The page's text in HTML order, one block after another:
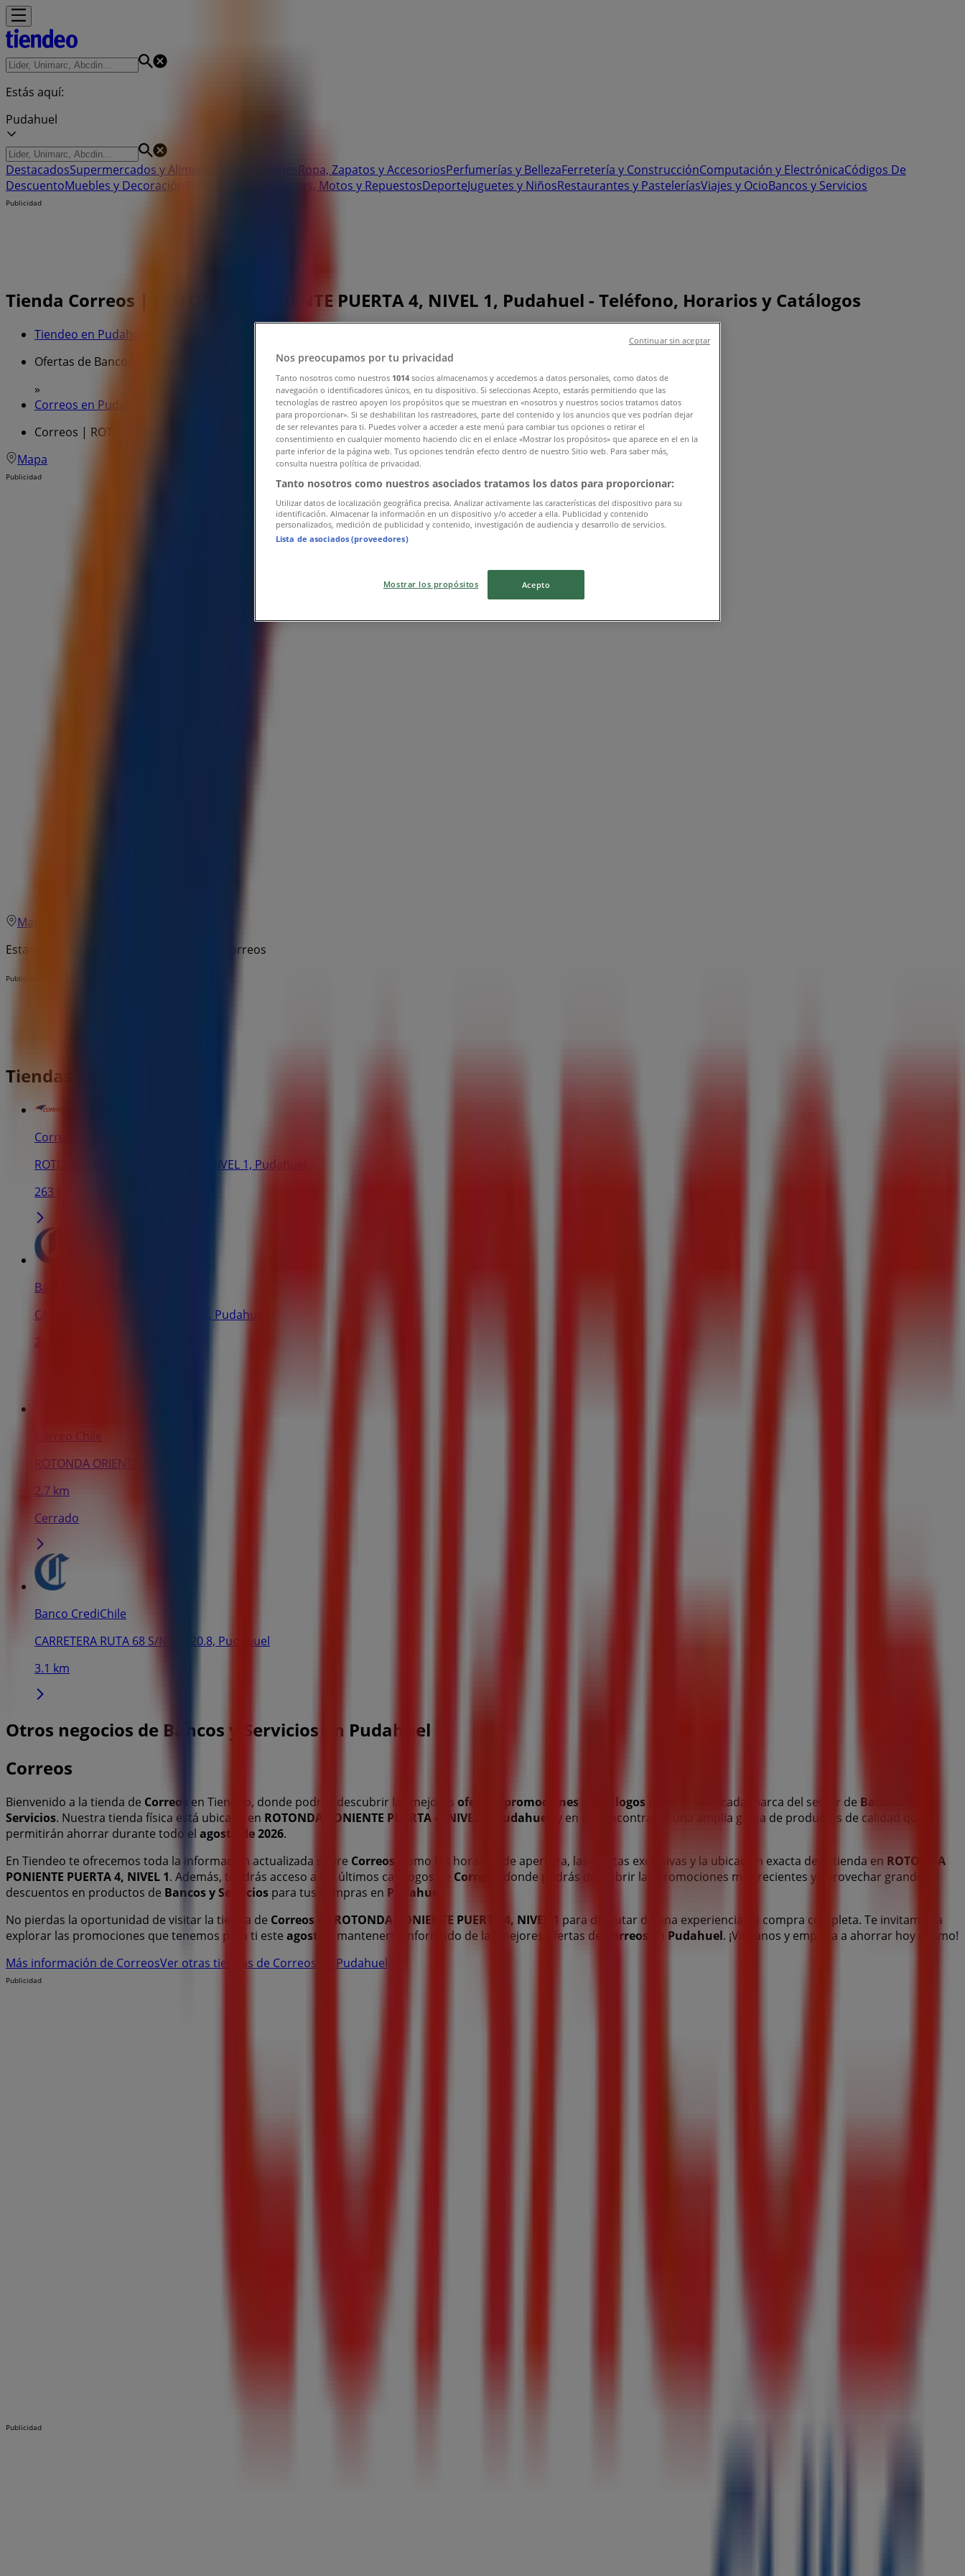
Estás aquí:
Pudahuel
DestacadosSupermercados y Alimentación Ropa, Zapatos y AccesoriosPerfumerías y BellezaFerretería y ConstrucciónComputación y ElectrónicaCódigos De
DescuentoMuebles y Decoración Autos, Motos y RepuestosDeporteJuguetes y NiñosRestaurantes y PasteleríasViajes y OcioBancos y Servicios
Publicidad
Tienda Correos | ROTONDA PONIENTE PUERTA 4, NIVEL 1, Pudahuel - Teléfono, Horarios y Catálogos
Tiendeo en Pudahuel
Ofertas de Bancos y Servicios en Pudahuel
»
Correos en Pudahuel
Correos | ROTONDA PONIENTE PUERTA 4, NIVEL 1
Mapa
Publicidad
Mapa
Estamos a punto de publicar ofertas de Correos
Publicidad
Tiendas más cercanas
Correos
ROTONDA PONIENTE PUERTA 4, NIVEL 1, Pudahuel
263 m
Banco CrediChile
CARRETERA RUTA 68 S/N KM. 7.5, Pudahuel
2.1 km
Correo Chile
ROTONDA ORIENTE, Pudahuel
2.7 km
Cerrado
Banco CrediChile
CARRETERA RUTA 68 S/N KM 20.8, Pudahuel
3.1 km
Otros negocios de Bancos y Servicios en Pudahuel
Correos
Bienvenido a la tienda de Correos en Tiendeo, donde podrás descubrir las mejores ofertas promociones catálogos de esta destacada marca del sector de Bancos y
Servicios. Nuestra tienda física está ubicada en ROTONDA PONIENTE PUERTA 4, NIVEL 1 Pudahuel
, y en ella encontrarás una amplia gama de productos de calidad que te
permitirán ahorrar durante todo el agosto de 2026.
En Tiendeo te ofrecemos toda la información actualizada sobre Correos , como los horarios de apertura, las ofertas exclusivas y la ubicación exacta de la tienda en ROTONDA
PONIENTE PUERTA 4, NIVEL 1. Además, tendrás acceso a los últimos catálogos de Correos
, donde podrás descubrir las promociones más recientes y aprovechar grandes
descuentos en productos de Bancos y Servicios para tus compras en Pudahuel
No pierdas la oportunidad de visitar la tienda de Correos ROTONDA PONIENTE PUERTA 4, NIVEL 1
para disfrutar de una experiencia de compra completa. Te invitamos a
explorar las promociones que tenemos para ti este agosto y mantenerte informado de las mejores ofertas de Correos Pudahuel. ¡Visítanos y empieza a ahorrar hoy mismo!
Más información de CorreosVer otras tiendas de Correos en Pudahuel
Publicidad
Publicidad
Nos preocupamos por tu privacidad
Tanto nosotros como nuestros 1014 socios almacenamos y accedemos a datos personales, como datos de
navegación o identificadores únicos, en tu dispositivo. Si seleccionas Acepto, estarás permitiendo que las
tecnologías de rastreo apoyen los propósitos que se muestran en «nosotros y nuestros socios tratamos datos
para proporcionar». Si se deshabilitan los rastreadores, parte del contenido y los anuncios que ves podrían dejar
de ser relevantes para ti. Puedes volver a acceder a este menú para cambiar tus opciones o retirar el
consentimiento en cualquier momento haciendo clic en el enlace «Mostrar los propósitos» que aparece en el en la
parte inferior de la página web. Tus opciones tendrán efecto dentro de nuestro Sitio web. Para saber más,
consulta nuestra política de privacidad.
Tanto nosotros como nuestros asociados tratamos los datos para proporcionar:
Utilizar datos de localización geográfica precisa. Analizar activamente las características del dispositivo para su
identificación. Almacenar la información en un dispositivo y/o acceder a ella. Publicidad y contenido
personalizados, medición de publicidad y contenido, investigación de audiencia y desarrollo de servicios.
Lista de asociados (proveedores)
Mostrar los propósitos Acepto
Continuar sin aceptar